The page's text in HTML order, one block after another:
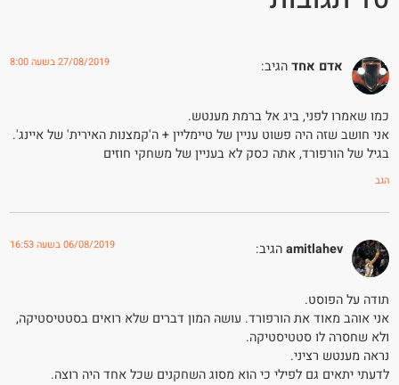
אדם אחדהגיב: 27/08/2019 בשעה 8:00
כמו שאמרו לפני, ביג אל ברמת מענטש.
אני חושב שזה היה פשוט עניין של טיימליין + ה'קמצנות האירית' של איינג'.
בגיל של הורפורד, אתה כסק לא בעניין של משחקי חוזים
הגב
amitlahevהגיב: 06/08/2019 בשעה 16:53
תודה על הפוסט.
אני אוהב מאוד את הורפורד. עושה המון דברים שלא רואים בסטטיסטיקה,
ולא שחסרה לו סטטיסטיקה.
נראה מענטש רציני.
לדעתי יתאים גם לפילי כי הוא מסוג השחקנים שכל אחד היה רוצה.